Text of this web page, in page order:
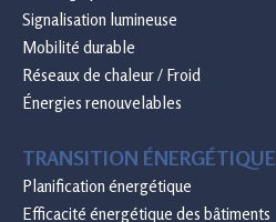
Signalisation lumineuse
Mobilité durable
Réseaux de chaleur / Froid
Énergies renouvelables
TRANSITION ÉNERGÉTIQUE
Planification énergétique
Efficacité énergétique des bâtiments